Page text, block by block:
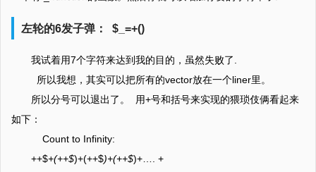
左轮的6发子弹： $_=+()
我试着用7个字符来达到我的目的，虽然失败了.
所以我想，其实可以把所有的vector放在一个liner里。
所以分号可以退出了。 用+号和括号来实现的猥琐伎俩看起来
如下：
Count to Infinity:
++$+(++$)+(++$)+(++$)+…. +